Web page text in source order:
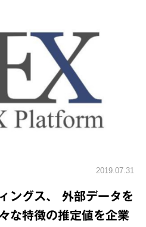
2019.07.31
ングス、 外部データを
な特徴の推定値を企業